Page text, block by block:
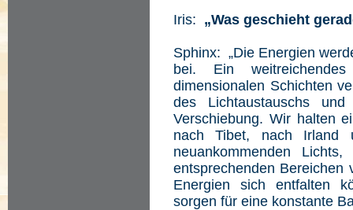
Iris: „Was geschieht
Sphinx: „Die Energien
bei. Ein
dimensionalen Schichten
des Lichtaustauschs
Verschiebung. Wir halten
nach Tibet, nach Irland
neuankommenden
entsprechenden Bereichen
Energien sich entfalten
sorgen für eine konstante